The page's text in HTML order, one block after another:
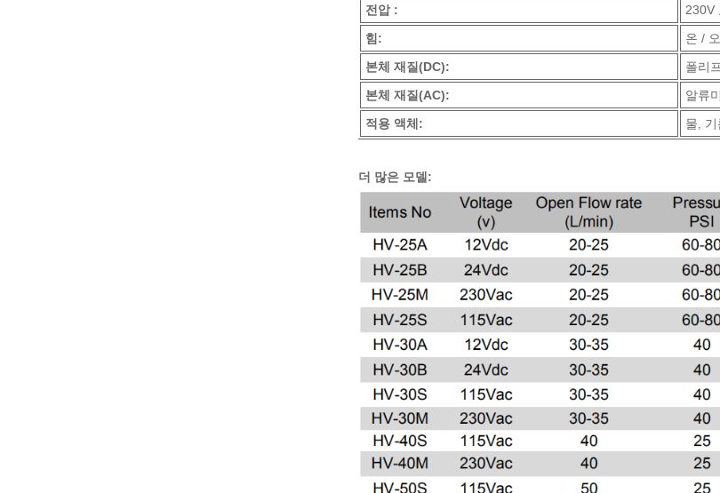
전압 :
230V
힘:
온 /
본체 재질(DC):
폴리
본체 재질(AC):
알류
적용 액체:
물, 기
더 많은 모델: